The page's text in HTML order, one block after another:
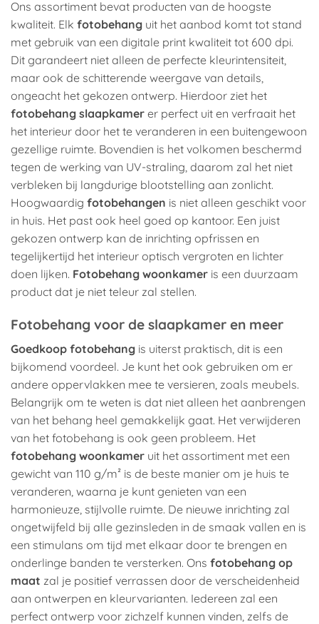
Ons assortiment bevat producten van de hoogste
kwaliteit. Elk fotobehang uit het aanbod komt tot stand
met gebruik van een digitale print kwaliteit tot 600 dpi.
Dit garandeert niet alleen de perfecte kleurintensiteit,
maar ook de schitterende weergave van details,
ongeacht het gekozen ontwerp. Hierdoor ziet het
fotobehang slaapkamer er perfect uit en verfraait het
het interieur door het te veranderen in een buitengewoon
gezellige ruimte. Bovendien is het volkomen beschermd
tegen de werking van UV-straling, daarom zal het niet
verbleken bij langdurige blootstelling aan zonlicht.
Hoogwaardig fotobehangen is niet alleen geschikt voor
in huis. Het past ook heel goed op kantoor. Een juist
gekozen ontwerp kan de inrichting opfrissen en
tegelijkertijd het interieur optisch vergroten en lichter
doen lijken. Fotobehang woonkamer is een duurzaam
product dat je niet teleur zal stellen.
Fotobehang voor de slaapkamer en meer
Goedkoop fotobehang is uiterst praktisch, dit is een
bijkomend voordeel. Je kunt het ook gebruiken om er
andere oppervlakken mee te versieren, zoals meubels.
Belangrijk om te weten is dat niet alleen het aanbrengen
van het behang heel gemakkelijk gaat. Het verwijderen
van het fotobehang is ook geen probleem. Het
fotobehang woonkamer uit het assortiment met een
gewicht van 110 g/m² is de beste manier om je huis te
veranderen, waarna je kunt genieten van een
harmonieuze, stijlvolle ruimte. De nieuwe inrichting zal
ongetwijfeld bij alle gezinsleden in de smaak vallen en is
een stimulans om tijd met elkaar door te brengen en
onderlinge banden te versterken. Ons fotobehang op
maat zal je positief verrassen door de verscheidenheid
aan ontwerpen en kleurvarianten. Iedereen zal een
perfect ontwerp voor zichzelf kunnen vinden, zelfs de